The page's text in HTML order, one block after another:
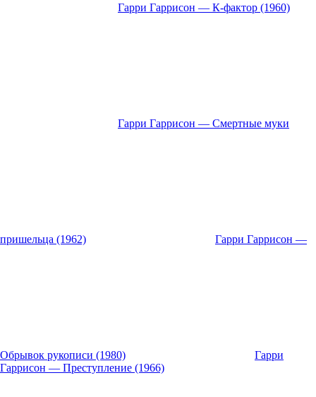
Гарри Гаррисон — К-фактор (1960)
Гарри Гаррисон — Смертные муки
пришельца (1962) Гарри Гаррисон —
Обрывок рукописи (1980)
Гарри
Гаррисон — Преступление (1966)